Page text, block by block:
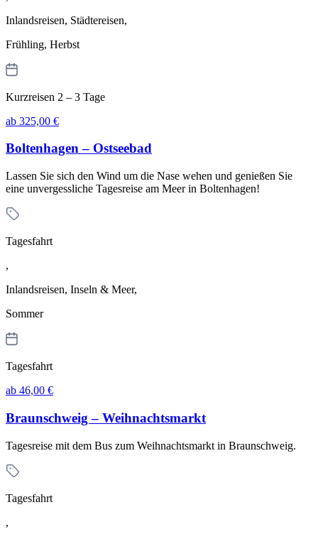
Inlandsreisen, Städtereisen,
Frühling, Herbst
Kurzreisen 2 – 3 Tage
ab 325,00 €
Boltenhagen – Ostseebad
Lassen Sie sich den Wind um die Nase wehen und genießen Sie
eine unvergessliche Tagesreise am Meer in Boltenhagen!
Tagesfahrt
,
Inlandsreisen, Inseln & Meer,
Sommer
Tagesfahrt
ab 46,00 €
Braunschweig – Weihnachtsmarkt
Tagesreise mit dem Bus zum Weihnachtsmarkt in Braunschweig.
Tagesfahrt
,